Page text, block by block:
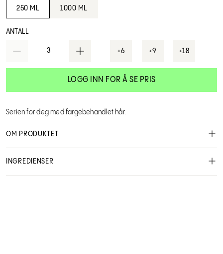
250 ML 1000 ML
ANTALL
3 +6 +9 +18
LOGG INN FOR Å SE PRIS
Serien for deg med fargebehandlet hår.
OM PRODUKTET
INGREDIENSER